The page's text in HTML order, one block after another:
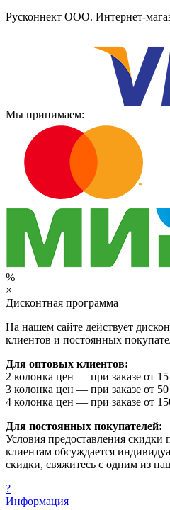
Русконнект ООО. Интернет-
Мы принимаем:
%
×
Дисконтная программа
На нашем сайте действует
клиентов и постоянных
Для оптовых клиентов:
2 колонка цен — при заказе от
3 колонка цен — при заказе от
4 колонка цен — при заказе от
Для постоянных покупателей:
Условия предоставления скидки
клиентам обсуждается
скидки, свяжитесь с одним из
?
Информация